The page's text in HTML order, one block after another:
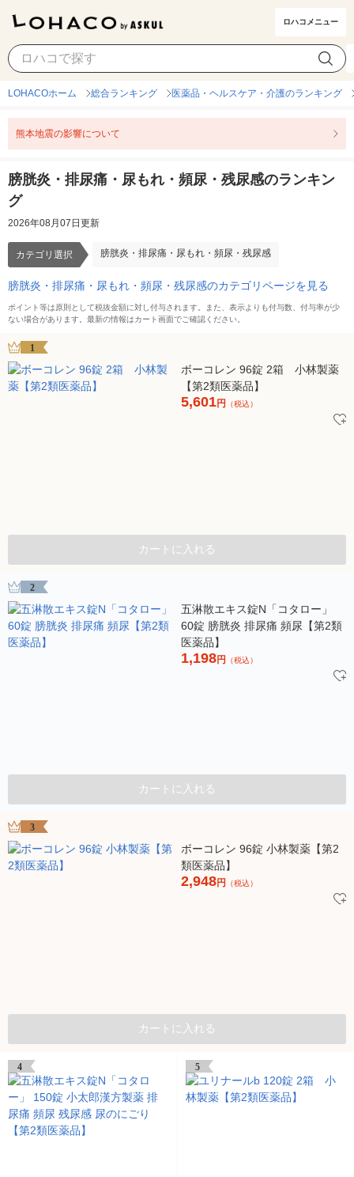
ロハコメニュー
膀胱炎・排尿痛・尿もれ・頻尿・残尿感 カテゴリ選択
LOHACOホーム 総合ランキング 医薬品・ヘルスケア・介護のランキング
熊本地震の影響について
膀胱炎・排尿痛・尿もれ・頻尿・残尿感のランキン
グ
2026年08月07日更新
カテゴリ選択 膀胱炎・排尿痛・尿もれ・頻尿・残尿感
膀胱炎・排尿痛・尿もれ・頻尿・残尿感のカテゴリページを見る
ポイント等は原則として税抜金額に対し付与されます。また、表示よりも付与数、付与率が少
ない場合があります。最新の情報はカート画面でご確認ください。
1
ボーコレン 96錠 2箱 小林製薬
【第2類医薬品】
5,601円 （税込）
カートに入れる
2
五淋散エキス錠N「コタロー」
60錠 膀胱炎 排尿痛 頻尿【第2類
医薬品】
1,198円 （税込）
カートに入れる
3
ボーコレン 96錠 小林製薬【第2
類医薬品】
2,948円 （税込）
カートに入れる
4 5